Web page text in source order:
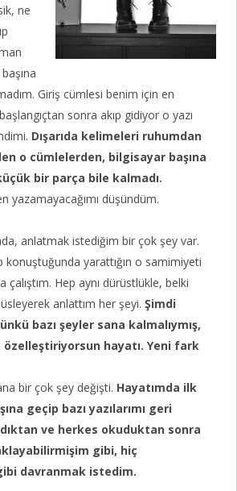
ne
Giriş cümlesi benim için en
sonra akıp gidiyor o yazı
Dışarıda kelimeleri ruhumdan
o cümlelerden, bilgisayar başına
bir parça bile kalmadı.
yazamayacağımı düşündüm.
anlatmak istediğim bir çok şey var.
yarattığın o samimiyeti
çalıştım. Hep aynı dürüstlükle, belki
anlattım her şeyi. Şimdi
bazı şeyler sana kalmalıymış,
hayatı. Yeni fark
bir çok şey değişti. Hayatımda ilk
geçip bazı yazılarımı geri
ve herkes okuduktan sonra
gibi, hiç
davranmak istedim.